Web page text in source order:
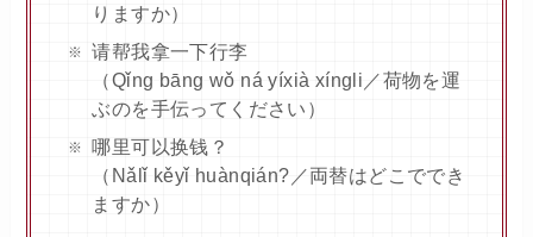
りますか）
请帮我拿一下行李
（Qǐng bāng wǒ ná yíxià xíngli／荷物を運
ぶのを手伝ってください）
哪里可以换钱？
（Nǎlǐ kěyǐ huànqián?／両替はどこででき
ますか）